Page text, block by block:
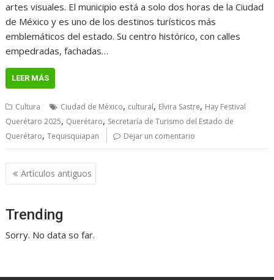
artes visuales. El municipio está a solo dos horas de la Ciudad
de México y es uno de los destinos turísticos más
emblemáticos del estado. Su centro histórico, con calles
empedradas, fachadas…
LEER MÁS
Cultura Ciudad de México, cultural, Elvira Sastre, Hay Festival
Querétaro 2025, Querétaro, Secretaría de Turismo del Estado de
Querétaro,Tequisquiapan Dejar un comentario
Navegación
de
Artículos antiguos
Trending
Sorry. No data so far.